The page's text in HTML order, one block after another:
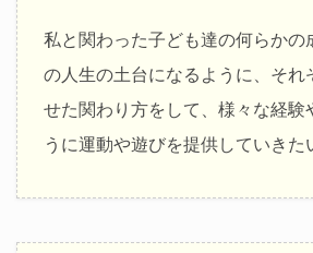
私と関わった子ども達の何らかの
の人生の土台になるように、それ
せた関わり方をして、様々な経験
うに運動や遊びを提供していきた